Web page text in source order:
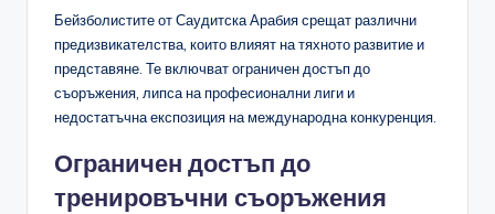
Бейзболистите от Саудитска Арабия срещат различни
предизвикателства, които влияят на тяхното развитие и
представяне. Те включват ограничен достъп до
съоръжения, липса на професионални лиги и
недостатъчна експозиция на международна конкуренция.
Ограничен достъп до
тренировъчни съоръжения